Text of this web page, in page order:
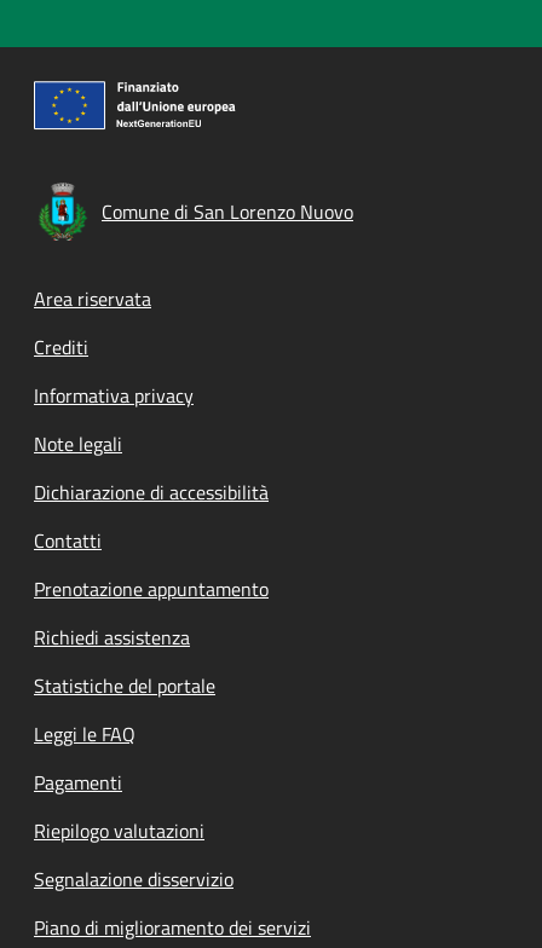
Comune di San Lorenzo Nuovo
Footer menu
Area riservata
Crediti
Informativa privacy
Note legali
Dichiarazione di accessibilità
Contatti
Prenotazione appuntamento
Richiedi assistenza
Statistiche del portale
Leggi le FAQ
Pagamenti
Riepilogo valutazioni
Segnalazione disservizio
Piano di miglioramento dei servizi